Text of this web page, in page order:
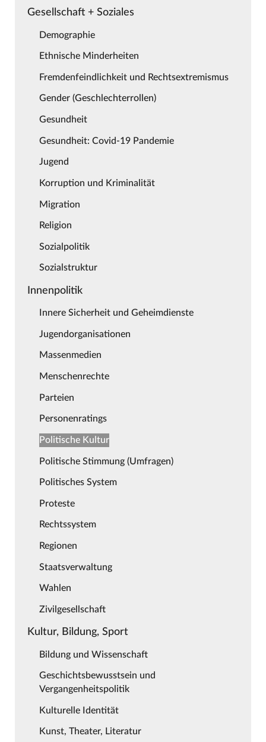
Gesellschaft + Soziales
Demographie
Ethnische Minderheiten
Fremdenfeindlichkeit und Rechtsextremismus
Gender (Geschlechterrollen)
Gesundheit
Gesundheit: Covid-19 Pandemie
Jugend
Korruption und Kriminalität
Migration
Religion
Sozialpolitik
Sozialstruktur
Innenpolitik
Innere Sicherheit und Geheimdienste
Jugendorganisationen
Massenmedien
Menschenrechte
Parteien
Personenratings
Politische Kultur
Politische Stimmung (Umfragen)
Politisches System
Proteste
Rechtssystem
Regionen
Staatsverwaltung
Wahlen
Zivilgesellschaft
Kultur, Bildung, Sport
Bildung und Wissenschaft
Geschichtsbewusstsein und
Vergangenheitspolitik
Kulturelle Identität
Kunst, Theater, Literatur